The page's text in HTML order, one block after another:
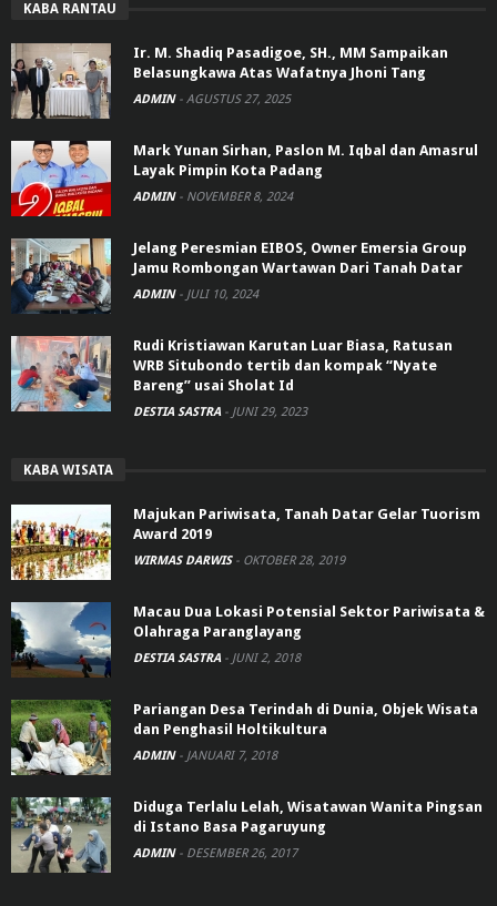
KABA RANTAU
Ir. M. Shadiq Pasadigoe, SH., MM Sampaikan
Belasungkawa Atas Wafatnya Jhoni Tang
ADMIN - AGUSTUS 27, 2025
Mark Yunan Sirhan, Paslon M. Iqbal dan Amasrul
Layak Pimpin Kota Padang
ADMIN - NOVEMBER 8, 2024
Jelang Peresmian EIBOS, Owner Emersia Group
Jamu Rombongan Wartawan Dari Tanah Datar
ADMIN - JULI 10, 2024
Rudi Kristiawan Karutan Luar Biasa, Ratusan
WRB Situbondo tertib dan kompak “Nyate
Bareng” usai Sholat Id
DESTIA SASTRA - JUNI 29, 2023
KABA WISATA
Majukan Pariwisata, Tanah Datar Gelar Tuorism
Award 2019
WIRMAS DARWIS - OKTOBER 28, 2019
Macau Dua Lokasi Potensial Sektor Pariwisata &
Olahraga Paranglayang
DESTIA SASTRA - JUNI 2, 2018
Pariangan Desa Terindah di Dunia, Objek Wisata
dan Penghasil Holtikultura
ADMIN - JANUARI 7, 2018
Diduga Terlalu Lelah, Wisatawan Wanita Pingsan
di Istano Basa Pagaruyung
ADMIN - DESEMBER 26, 2017